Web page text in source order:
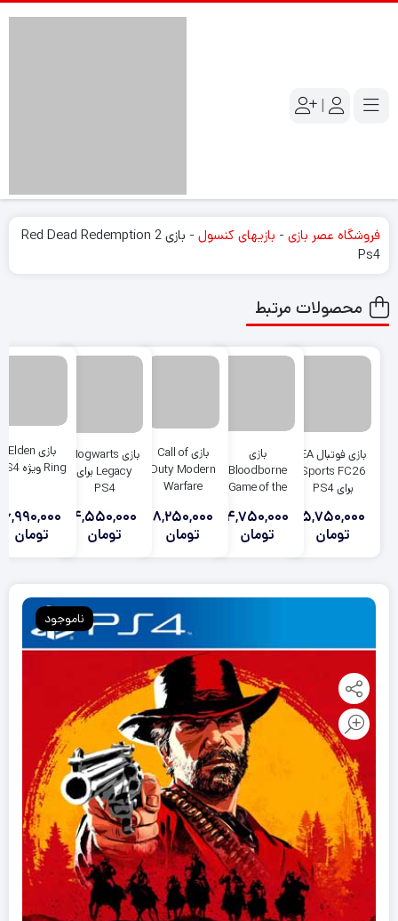
|
فروشگاه عصر بازی - بازیهای کنسول -
بازی Red Dead Redemption 2
Ps4
محصولات مرتبط
بازی فوتبال EA
Sports FC26
برای PS4
5,750,000
تومان
بازی
Bloodborne
Game of the
4,750,000
تومان
بازی Call of
Duty Modern
Warfare
برای PS4
8,250,000
تومان
بازی Hogwarts
Legacy برای
PS4
4,550,000
تومان
بازی Elden
Ring ویژه PS4
6,990,000
تومان
ناموجود